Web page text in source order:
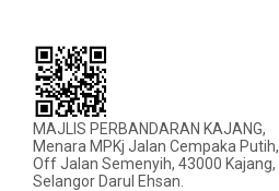
MAJLIS PERBANDARAN KAJANG,
Menara MPKj Jalan Cempaka Putih,
Off Jalan Semenyih, 43000 Kajang,
Selangor Darul Ehsan.